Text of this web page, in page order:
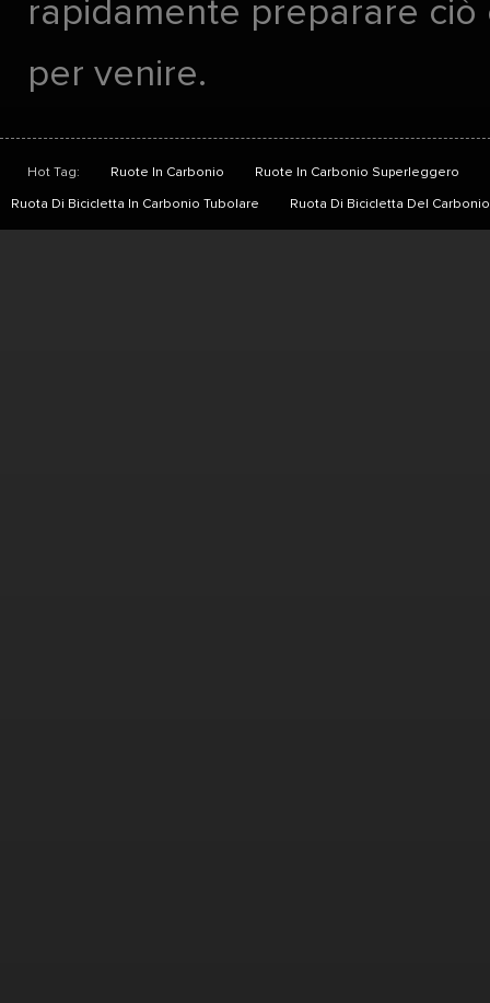
rapidamente preparare ciò
per venire.
Hot Tag: Ruote In Carbonio Ruote In Carbonio Superleggero
Ruota Di Bicicletta In Carbonio Tubolare Ruota Di Bicicletta Del